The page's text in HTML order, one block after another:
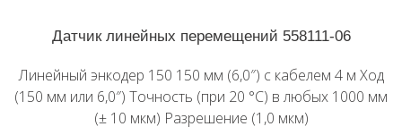
Датчик линейных перемещений 558111-06
Линейный энкодер 150 150 мм (6,0″) с кабелем 4 м Ход
(150 мм или 6,0″) Точность (при 20 °C) в любых 1000 мм
(± 10 мкм) Разрешение (1,0 мкм)